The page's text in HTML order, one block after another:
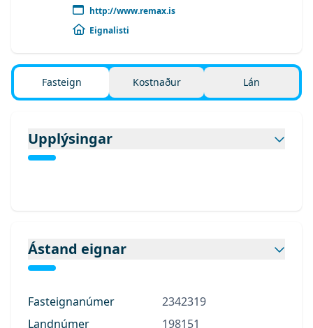
http://www.remax.is
Eignalisti
Fasteign Kostnaður Lán
Upplýsingar
Ástand eignar
Fasteignanúmer
2342319
Landnúmer
198151